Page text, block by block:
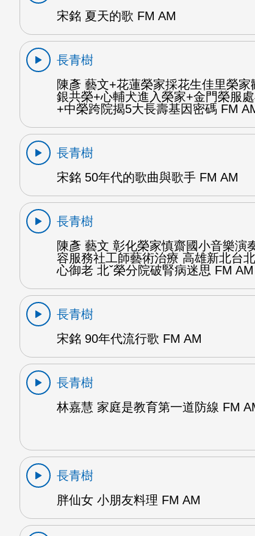
宋銘 夏天的歌 FM AM
長青樹
陳彥 藝文+花蓮榮家採花生佳里榮家
銀共榮+心輔犬進入榮家+金門榮服
+中榮跨院揭5大長壽基因密碼 FM
長青樹
宋銘 50年代的歌曲與歌手 FM AM
長青樹
陳彥 藝文 彰化榮家慎齋國小音樂演
容服務社工師藝術治療 高雄新北台
心御老 北ˇ榮分院破腎病迷思 FM AM
長青樹
宋銘 90年代流行歌 FM AM
長青樹
林嘉慧 家庭是教育第一道防線 FM
長青樹
胖仙女 小朋友料理 FM AM